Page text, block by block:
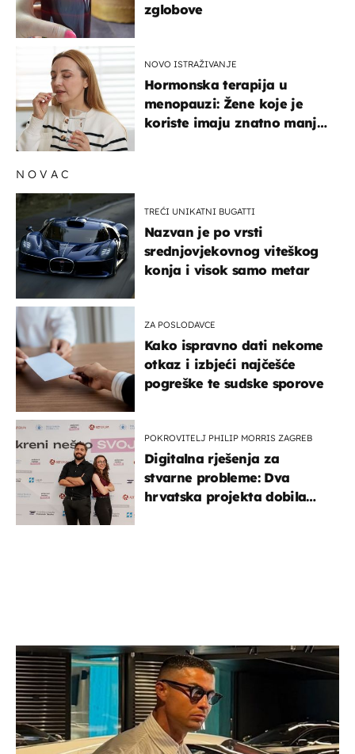
zglobove
NOVO ISTRAŽIVANJE
Hormonska terapija u
menopauzi: Žene koje je
koriste imaju znatno manji
NOVAC
TREĆI UNIKATNI BUGATTI
Nazvan je po vrsti
srednjovjekovnog viteškog
konja i visok samo metar
ZA POSLODAVCE
Kako ispravno dati nekome
otkaz i izbjeći najčešće
pogreške te sudske sporove
POKROVITELJ PHILIP MORRIS ZAGREB
Digitalna rješenja za
stvarne probleme: Dva
hrvatska projekta dobila